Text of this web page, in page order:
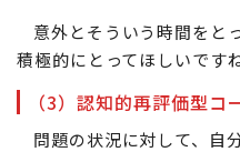
意外とそういう時間をと
積極的にとってほしいですね
（3）認知的再評価型コ
問題の状況に対して、自